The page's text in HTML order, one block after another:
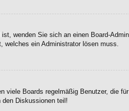
wenden Sie sich an einen Board-
ein Administrator lösen muss.
viele Boards regelmäßig Benutzer, die
den Diskussionen teil!